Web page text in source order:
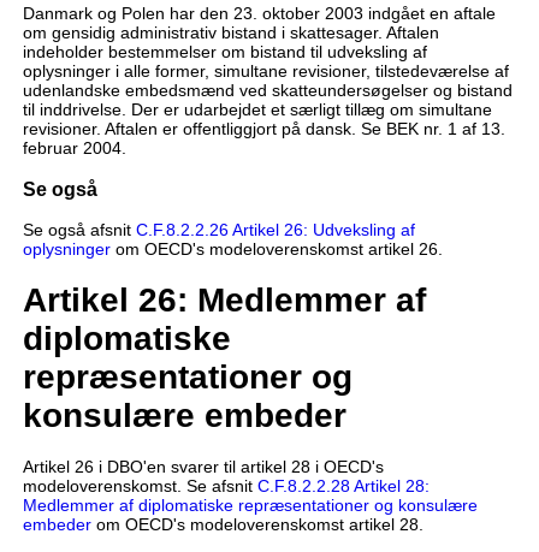
Danmark og Polen har den 23. oktober 2003 indgået en aftale
om gensidig administrativ bistand i skattesager. Aftalen
indeholder bestemmelser om bistand til udveksling af
oplysninger i alle former, simultane revisioner, tilstedeværelse af
udenlandske embedsmænd ved skatteundersøgelser og bistand
til inddrivelse. Der er udarbejdet et særligt tillæg om simultane
revisioner. Aftalen er offentliggjort på dansk. Se BEK nr. 1 af 13.
februar 2004.
Se også
Se også afsnit C.F.8.2.2.26 Artikel 26: Udveksling af
oplysningerom OECD's modeloverenskomst artikel 26.
Artikel 26: Medlemmer af
diplomatiske
repræsentationer og
konsulære embeder
Artikel 26 i DBO'en svarer til artikel 28 i OECD's
modeloverenskomst. Se afsnit C.F.8.2.2.28 Artikel 28:
Medlemmer af diplomatiske repræsentationer og konsulære
embederom OECD's modeloverenskomst artikel 28.